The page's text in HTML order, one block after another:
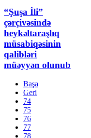
“Şuşa İli”
çərçivəsində
heykəltaraşlıq
müsabiqəsinin
qalibləri
müəyyən olunub
Başa
Geri
74
75
76
77
78